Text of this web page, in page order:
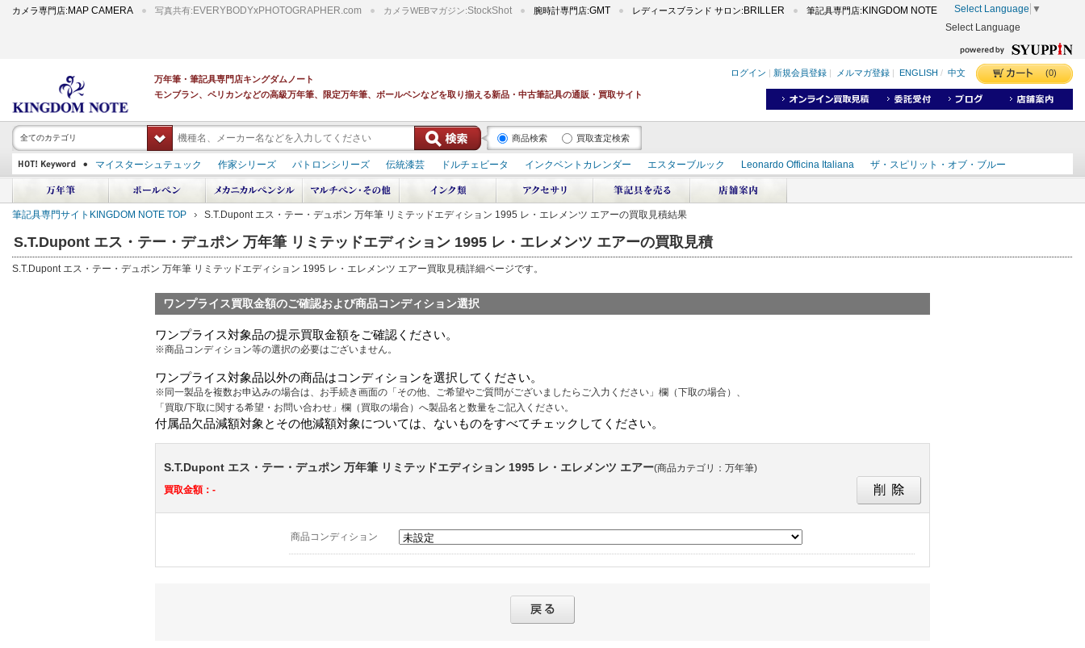
カメラ専門店: MAP CAMERA 写真共有: EVERYBODYxPHOTOGRAPHER.com カメラWEBマガジン:StockShot 腕時計専門店:GMT レディースブランド サロン: BRILLER 筆記具専門店: KINGDOM NOTE Select Language ▼
Select Language
万年筆・筆記具専門店キングダムノート
モンブラン、ペリカンなどの高級万年筆、限定万年筆、ボールペンなどを取り揃える新品・中古筆記具の通販・買取サイト
ログイン 新規会員登録 メルマガ登録 ENGLISH / 中文 (0)
全てのカテゴリ 商品検索 買取査定検索
マイスターシュテュック 作家シリーズ パトロンシリーズ 伝統漆芸 ドルチェビータ インクベントカレンダー エスターブルック Leonardo Officina Italiana
ザ・スピリット・オブ・ブルー
スーベレーン
PILOT 蒔絵 ダイアミン ボトルインク デュポン スペース オデッセイ 輪島屋善仁 深海 エテルニタ･アヴァンティ ラインD
中屋万年筆
プラチナ 出雲 キングダムノート別注 アルマンドシモーニクラブ ペリカン オーシャンスワール 源氏物語 作家シリーズ パトロンシリーズ カヴゼットインク スーベレーン
モンブラン
筆記具専門サイトKINGDOM NOTE TOP S.T.Dupont エス・テー・デュポン 万年筆 リミテッドエディション 1995 レ・エレメンツ エアーの買取見積結果
S.T.Dupont エス・テー・デュポン 万年筆 リミテッドエディション 1995 レ・エレメンツ エアーの買取見積
S.T.Dupont エス・テー・デュポン 万年筆 リミテッドエディション 1995 レ・エレメンツ エアー買取見積詳細ページです。
ワンプライス買取金額のご確認および商品コンディション選択
ワンプライス対象品の提示買取金額をご確認ください。
※商品コンディション等の選択の必要はございません。
ワンプライス対象品以外の商品はコンディションを選択してください。
※同一製品を複数お申込みの場合は、お手続き画面の「その他、ご希望やご質問がございましたらご入力ください」欄（下取の場合）、
「買取/下取に関する希望・お問い合わせ」欄（買取の場合）へ製品名と数量をご記入ください。
付属品欠品減額対象とその他減額対象については、ないものをすべてチェックしてください。
S.T.Dupont エス・テー・デュポン 万年筆 リミテッドエディション 1995 レ・エレメンツ エアー(商品カテゴリ：万年筆)
買取金額：-
商品コンディション